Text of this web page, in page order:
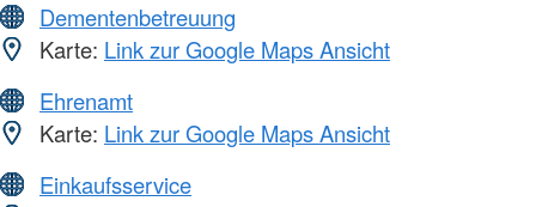
Dementenbetreuung
Karte: Link zur Google Maps Ansicht
Ehrenamt
Karte: Link zur Google Maps Ansicht
Einkaufsservice